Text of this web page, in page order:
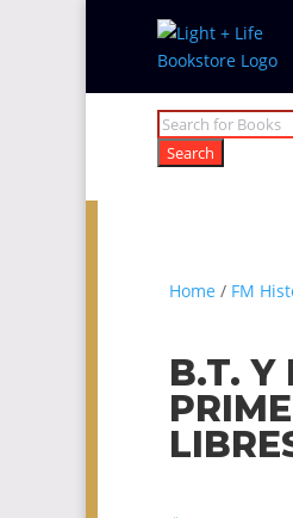
Products
search
Search
Home / FM
B.T. Y